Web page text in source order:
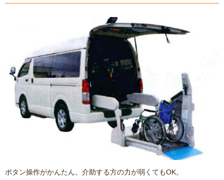
ボタン操作がかんたん。介助する方の力が弱くてもOK。